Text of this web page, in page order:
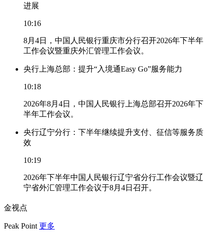
进展
10:16
8月4日，中国人民银行重庆市分行召开2026年下半年
工作会议暨重庆外汇管理工作会议。
央行上海总部：提升“入境通Easy Go”服务能力
10:18
2026年8月4日，中国人民银行上海总部召开2026年下
半年工作会议。
央行辽宁分行：下半年继续提升支付、征信等服务质
效
10:19
2026年下半年中国人民银行辽宁省分行工作会议暨辽
宁省外汇管理工作会议于8月4日召开。
金视点
Peak Point 更多